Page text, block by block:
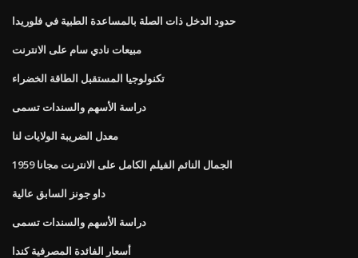
حدود الدخل ذات الصلة بالمساعدة الطبية في فلوريدا
مبيعات نادي سام على الانترنت
تكنولوجيا المستقبل الطاقة الخضراء
دراسة الأسهم والسندات تسمى
معدل الضريبة الولايات لنا
الجمال النائم الفيلم الكامل على الانترنت مجانا 1959
داو جونز السابق عالية
دراسة الأسهم والسندات تسمى
أسعار الفائدة المصرفية كندا